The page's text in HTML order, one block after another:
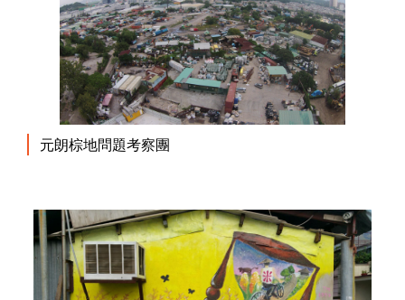
元朗棕地問題考察團